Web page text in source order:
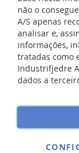
não o
A/S apenas
analisar e,
informações,
tratadas como
Industrifjedre
dados a